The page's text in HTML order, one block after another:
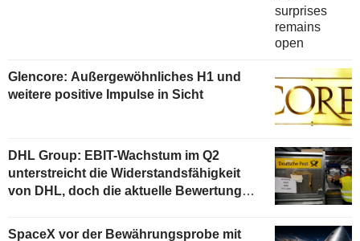
Glencore: Außergewöhnliches H1 und
weitere positive Impulse in Sicht
DHL Group: EBIT-Wachstum im Q2
unterstreicht die Widerstandsfähigkeit
von DHL, doch die aktuelle Bewertung
SpaceX vor der Bewährungsprobe mit